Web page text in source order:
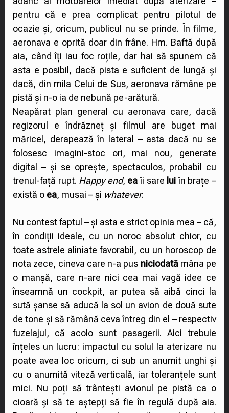
pentru că e prea complicat pentru pilotul de
ocazie și, oricum, publicul nu se prinde. În filme,
aeronava e oprită doar din frâne. Hm. Baftă după
aia, când îți iau foc roțile, dar hai să spunem că
asta e posibil, dacă pista e suficient de lungă și
dacă, din mila Celui de Sus, aeronava rămâne pe
pistă și n-o ia de nebună pe-arătură.
Neapărat plan general cu aeronava care, dacă
regizorul e îndrăzneț și filmul are buget mai
măricel, derapează în lateral – asta dacă nu se
folosesc imagini-stoc ori, mai nou, generate
digital – și se oprește, spectaculos, probabil cu
trenul-față rupt. Happy end, eaîi sare luiîn brațe –
există o ea, musai – și whatever.
Nu contest faptul – și asta e strict opinia mea – că,
în condiții ideale, cu un noroc absolut chior, cu
toate astrele aliniate favorabil, cu un horoscop de
nota zece, cineva care n-a pus niciodată mâna pe
o manșă, care n-are nici cea mai vagă idee ce
înseamnă un cockpit, ar putea să aibă cinci la
sută șanse să aducă la sol un avion de două sute
de tone și să rămână ceva întreg din el – respectiv
fuzelajul, că acolo sunt pasagerii. Aici trebuie
înțeles un lucru: impactul cu solul la aterizare nu
poate avea loc oricum, ci sub un anumit unghi și
cu o anumită viteză verticală, iar toleranțele sunt
mici. Nu poți să trântești avionul pe pistă ca o
cioară și să te aștepți să fie în regulă după aia.